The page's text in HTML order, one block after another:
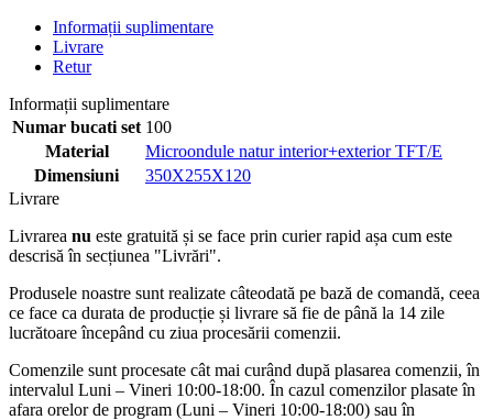
Informații suplimentare
Livrare
Retur
Informații suplimentare
Numar bucati set 100
Material
Microondule natur interior+exterior TFT/E
Dimensiuni
350X255X120
Livrare
Livrarea nu este gratuită și se face prin curier rapid așa cum este
descrisă în secțiunea "Livrări".
Produsele noastre sunt realizate câteodată pe bază de comandă, ceea
ce face ca durata de producție și livrare să fie de până la 14 zile
lucrătoare începând cu ziua procesării comenzii.
Comenzile sunt procesate cât mai curând după plasarea comenzii, în
intervalul Luni – Vineri 10:00-18:00. În cazul comenzilor plasate în
afara orelor de program (Luni – Vineri 10:00-18:00) sau în